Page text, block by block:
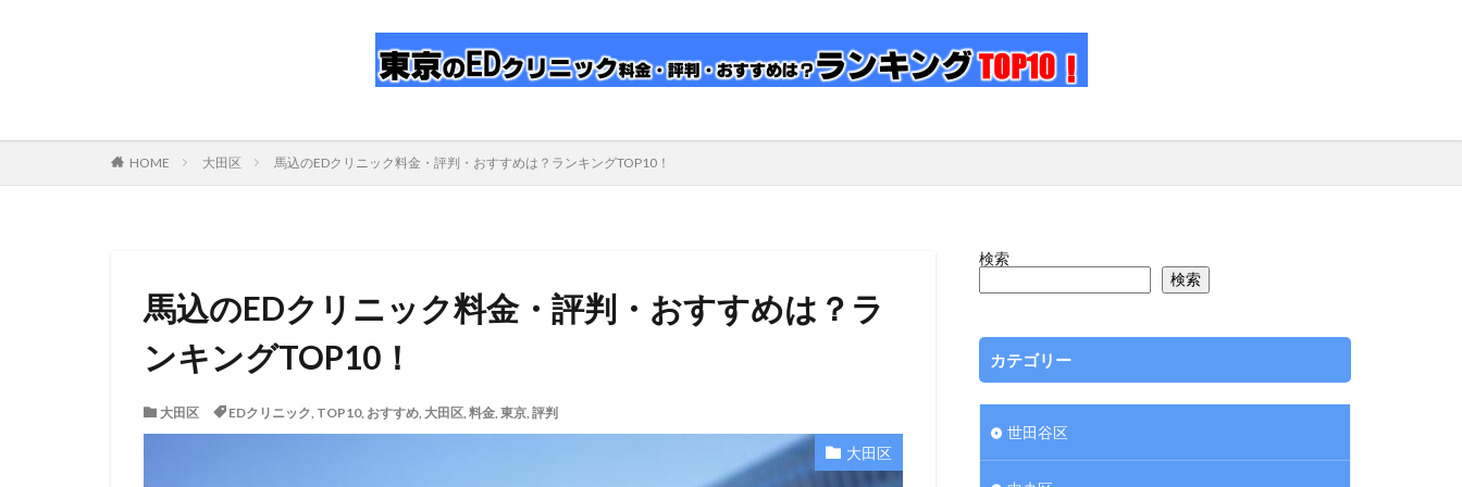
HOME 大田区 馬込のEDクリニック料金・評判・おすすめは？ランキングTOP10！
馬込のEDクリニック料金・評判・おすすめは？ラ
ンキングTOP10！
大田区 EDクリニック, TOP10, おすすめ, 大田区, 料金, 東京, 評判
大田区
検索
検索
カテゴリー
世田谷区